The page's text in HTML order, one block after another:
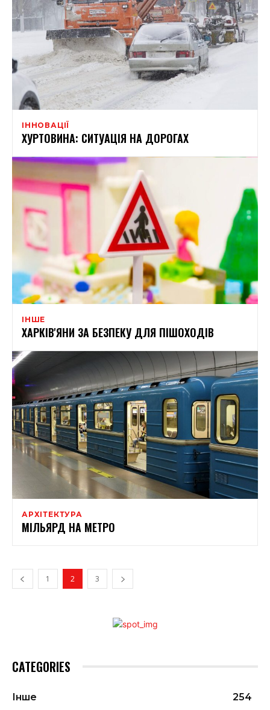
ІННОВАЦІЇ
ХУРТОВИНА: СИТУАЦІЯ НА ДОРОГАХ
ІНШЕ
ХАРКІВ'ЯНИ ЗА БЕЗПЕКУ ДЛЯ ПІШОХОДІВ
АРХІТЕКТУРА
МІЛЬЯРД НА МЕТРО
1 2 3
CATEGORIES
Інше
254